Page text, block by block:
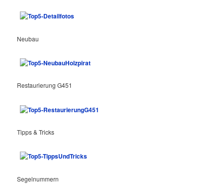
Neubau
Restaurierung G451
Tipps & Tricks
Segelnummern